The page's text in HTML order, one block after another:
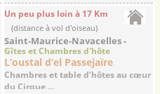
Un peu plus loin à 17 Km
(distance à vol d'oiseau)
Saint-Maurice-Navacelles -
Hérault
Gîtes et Chambres d'hôte
L’oustal d’el Passejaïre
Chambres et table d’hôtes au cœur
du Cirque ...